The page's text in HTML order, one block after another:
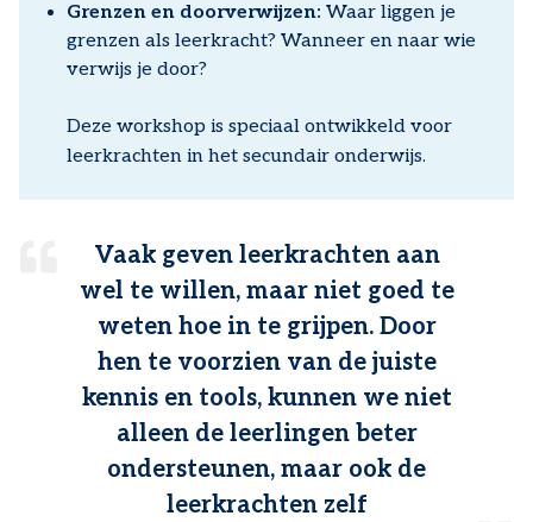
Grenzen en doorverwijzen: Waar liggen je
grenzen als leerkracht? Wanneer en naar wie
verwijs je door?
Deze workshop is speciaal ontwikkeld voor
leerkrachten in het secundair onderwijs.
Vaak geven leerkrachten aan
wel te willen, maar niet goed te
weten hoe in te grijpen. Door
hen te voorzien van de juiste
kennis en tools, kunnen we niet
alleen de leerlingen beter
ondersteunen, maar ook de
leerkrachten zelf